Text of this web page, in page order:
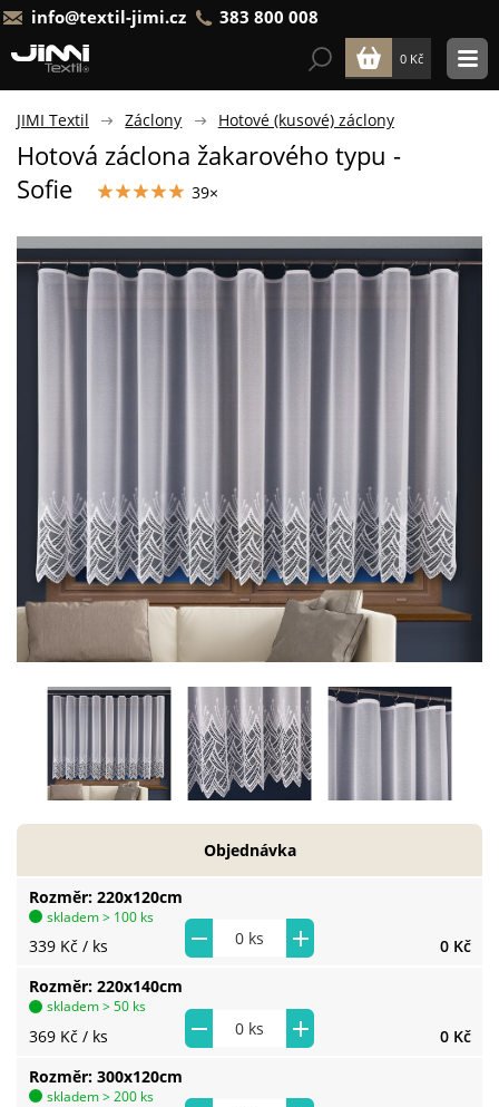
info@textil-jimi.cz 383 800 008
0 Kč
JIMI Textil Záclony Hotové (kusové) záclony
Hotová záclona žakarového typu -
Sofie
39×
Rozměr 220x120cm
339 Kč / ks 0 Kč
skladem > 100 ks
Rozměr 220x140cm
369 Kč / ks 0 Kč
skladem > 50 ks
Rozměr 300x120cm
skladem > 200 ks
Objednávka